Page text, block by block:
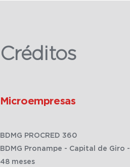
Créditos
Microempresas
BDMG PROCRED 360
BDMG Pronampe - Capital de Giro -
48 meses